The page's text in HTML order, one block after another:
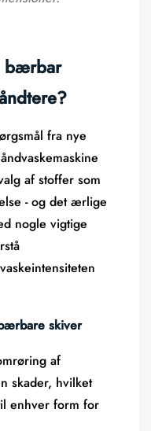
bærbar
fra nye
af stoffer som
- og det ærlige
nogle vigtige
skiver
af
skader, hvilket
enhver form for